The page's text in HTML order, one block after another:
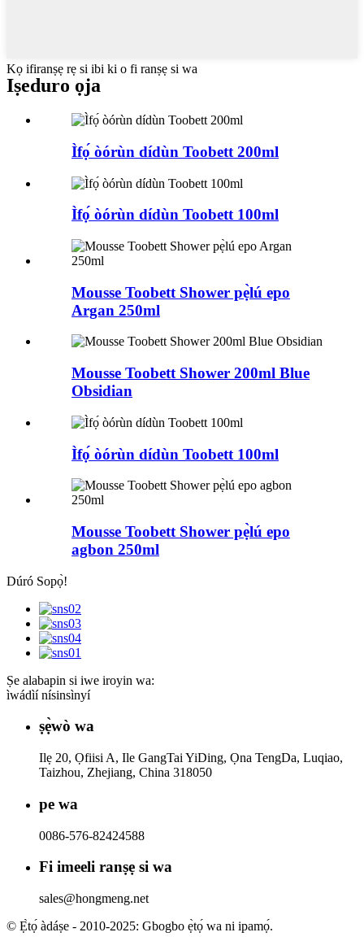
Kọ ifiranṣẹ rẹ si ibi ki o fi ranṣẹ si wa
Iṣeduro ọja
Ìfọ́ òórùn dídùn Toobett 200ml
Ìfọ́ òórùn dídùn Toobett 100ml
Mousse Toobett Shower pẹ̀lú epo
Argan 250ml
Mousse Toobett Shower 200ml Blue
Obsidian
Ìfọ́ òórùn dídùn Toobett 100ml
Mousse Toobett Shower pẹ̀lú epo
agbon 250ml
Dúró Sopọ̀!
Ṣe alabapin si iwe iroyin wa:
ìwádìí nísinsìnyí
ṣẹ̀wò wa
Ilẹ 20, Ọfiisi A, Ile GangTai YiDing, Ọna TengDa, Luqiao,
Taizhou, Zhejiang, China 318050
pe wa
0086-576-82424588
Fi imeeli ranṣẹ si wa
sales@hongmeng.net
© Ẹ̀tọ́ àdáṣe - 2010-2025: Gbogbo ẹ̀tọ́ wa ni ipamọ́.